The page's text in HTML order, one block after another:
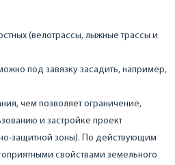
(велотрассы, лыжные трассы и
под завязку засадить, например,
чем позволяет ограничение,
и застройке проект
защитной зоны). По действующим
свойствами земельного